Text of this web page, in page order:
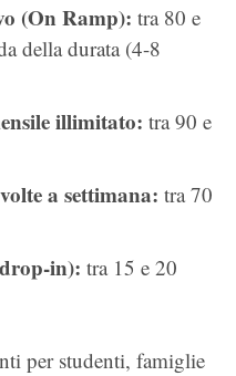
(On Ramp): tra 80 e
della durata (4-8
illimitato: tra 90 e
a settimana: tra 70
in): tra 15 e 20
per studenti, famiglie